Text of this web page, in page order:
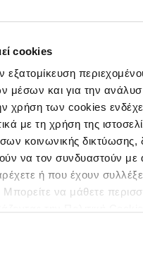
cookies
μέσων και για την
χρήση των cookies
με τη χρήση της
κοινωνικής δικτύωσης,
να τον συνδυαστούν με
ή που έχουν
να μάθετε
3 0ΟΛΥΜΠΙΑΚΟΣ
2 1 ΟΛΥΜΠΙΑΚΟΣ
ΛΕΥΚΩΣΙΑΣ
31'
0 1 ΟΜΟΝΟΙΑ
ΛΕΥΚΩΣΙΑΣ
30'